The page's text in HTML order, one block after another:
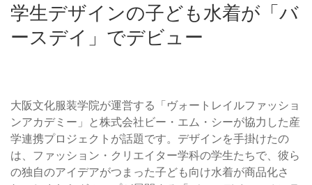
学生デザインの子ども水着が「バ
ースデイ」でデビュー
大阪文化服装学院が運営する「ヴォートレイルファッショ
ンアカデミー」と株式会社ビー・エム・シーが協力した産
学連携プロジェクトが話題です。デザインを手掛けたの
は、ファッション・クリエイター学科の学生たちで、彼ら
の独自のアイデアがつまった子ども向け水着が商品化さ